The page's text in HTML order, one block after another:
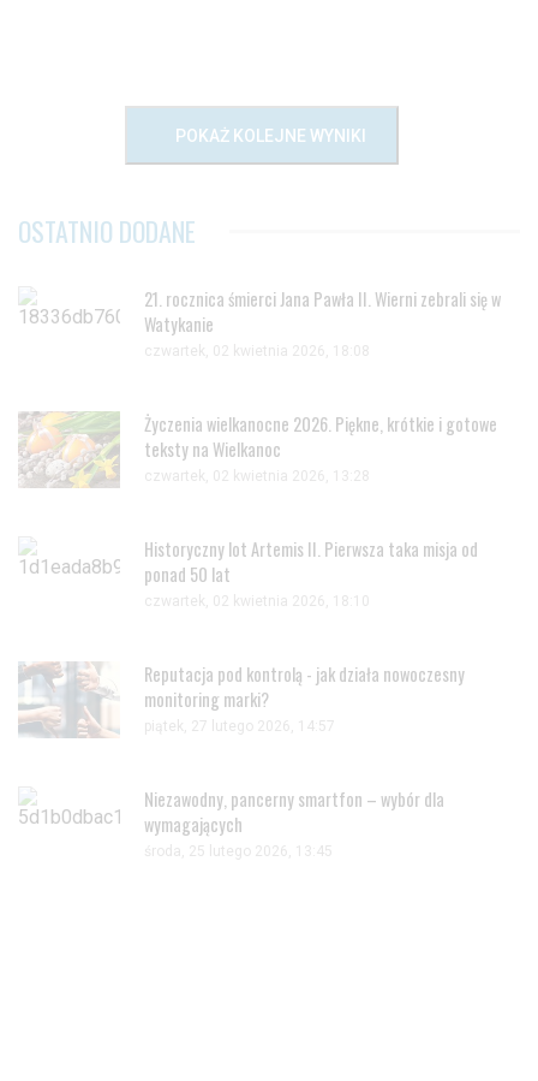
POKAŻ KOLEJNE WYNIKI
OSTATNIO DODANE
21. rocznica śmierci Jana Pawła II. Wierni zebrali się w
Watykanie
czwartek, 02 kwietnia 2026, 18:08
Życzenia wielkanocne 2026. Piękne, krótkie i gotowe
teksty na Wielkanoc
czwartek, 02 kwietnia 2026, 13:28
Historyczny lot Artemis II. Pierwsza taka misja od
ponad 50 lat
czwartek, 02 kwietnia 2026, 18:10
Reputacja pod kontrolą - jak działa nowoczesny
monitoring marki?
piątek, 27 lutego 2026, 14:57
Niezawodny, pancerny smartfon – wybór dla
wymagających
środa, 25 lutego 2026, 13:45